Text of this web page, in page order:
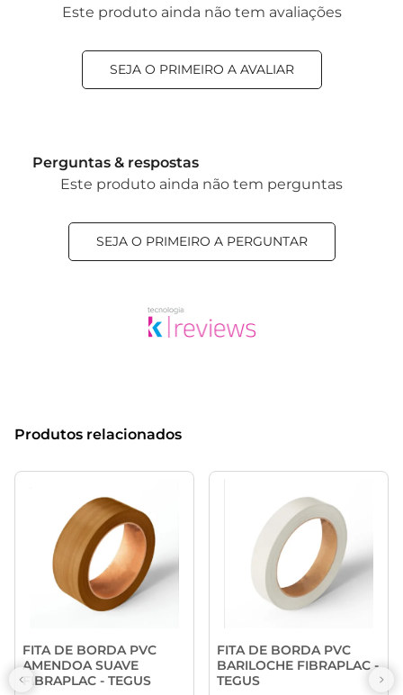
Este produto ainda não tem avaliações
SEJA O PRIMEIRO A AVALIAR
Perguntas & respostas
Este produto ainda não tem perguntas
SEJA O PRIMEIRO A PERGUNTAR
Produtos relacionados
FITA DE BORDA PVC
AMENDOA SUAVE
FIBRAPLAC - TEGUS
FITA DE BORDA PVC
BARILOCHE FIBRAPLAC -
TEGUS